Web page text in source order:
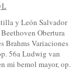
y León Salvador
Obertura
Brahms Variaciones
56a Ludwig van
mi bemol mayor, op.